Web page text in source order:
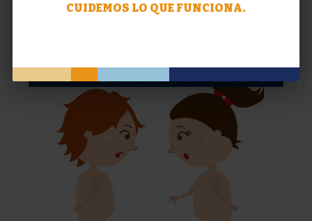
CUIDEMOS LO QUE FUNCIONA.